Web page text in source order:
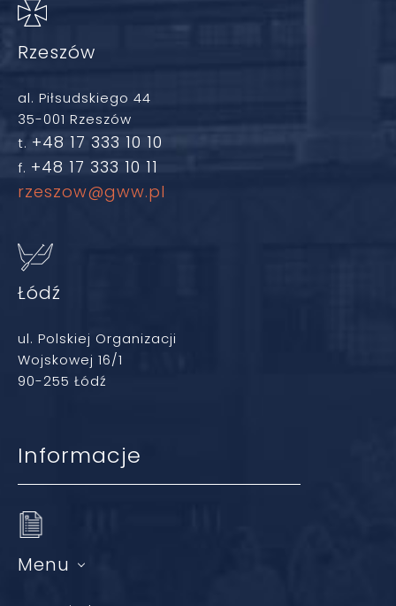
Rzeszów
al. Piłsudskiego 44
35-001 Rzeszów
t. +48 17 333 10 10
f. +48 17 333 10 11
rzeszow@gww.pl
Łódź
ul. Polskiej Organizacji
Wojskowej 16/1
90-255 Łódź
Informacje
Menu